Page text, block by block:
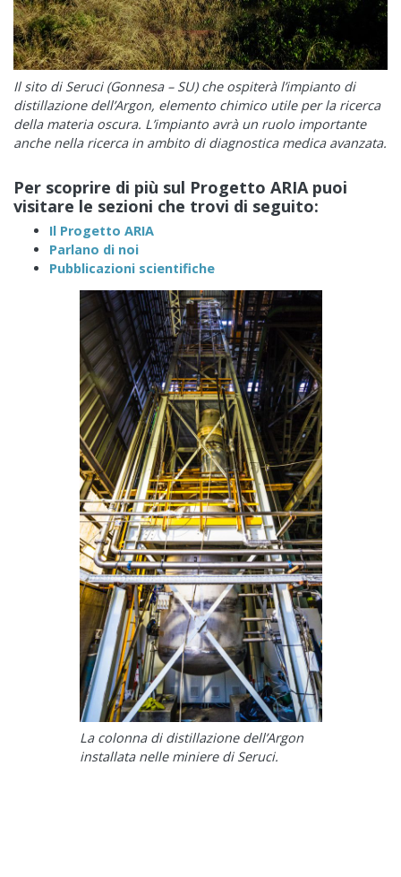
Il sito di Seruci (Gonnesa – SU) che ospiterà l’impianto di
distillazione dell’Argon, elemento chimico utile per la ricerca
della materia oscura. L’impianto avrà un ruolo importante
anche nella ricerca in ambito di diagnostica medica avanzata.
Per scoprire di più sul Progetto ARIA puoi
visitare le sezioni che trovi di seguito:
Il Progetto ARIA
Parlano di noi
Pubblicazioni scientifiche
La colonna di distillazione dell’Argon
installata nelle miniere di Seruci.